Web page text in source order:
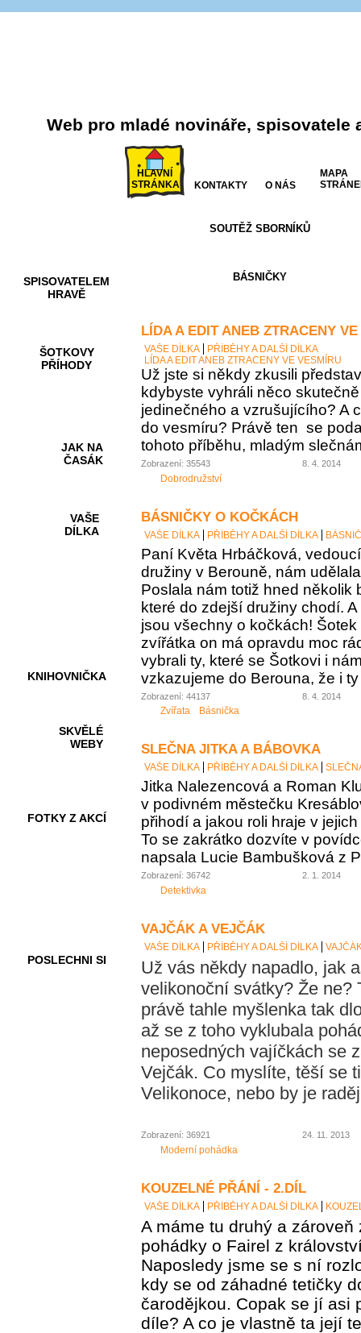
Web pro mladé novináře, spisovatele
HLAVNÍ
STRÁNKA
KONTAKTY O NÁS
MAPA
SPISOVATELEM
HRAVĚ
ŠOTKOVY
PŘÍHODY
JAK NA
ČASÁK
VAŠE
DÍLKA
KNIHOVNIČKA
SKVĚLÉ
WEBY
FOTKY Z AKCÍ
POSLECHNI SI
SOUTĚŽ SBORNÍKŮ
BÁSNIČKY
LÍDA A EDIT ANEB ZTRACENY
VAŠE DÍLKA
PŘÍBĚHY A DALŠÍ DÍLKA
LÍDA A EDIT ANEB ZTRACENY VE VESMÍRU
Už jste si někdy zkusili
kdybyste vyhráli něco
jedinečného a vzrušujícího? A
do vesmíru? Právě ten se
tohoto příběhu, mladým
Zobrazení: 35543 8. 4. 2014
Dobrodružství
BÁSNIČKY O KOČKÁCH
VAŠE DÍLKA PŘÍBĚHY A DALŠÍ DÍLKA
Paní Květa Hrbáčková,
družiny v Berouně, nám
Poslala nám totiž hned několik
které do zdejší družiny chodí.
jsou všechny o kočkách!
zvířátka on má opravdu moc
vybrali ty, které se Šotkovi i
vzkazujeme do Berouna, že i
Zobrazení: 44137 8. 4. 2014
Zvířata Básnička
SLEČNA JITKA A BÁBOVKA
VAŠE DÍLKA PŘÍBĚHY A DALŠÍ DÍLKA
Jitka Nalezencová a Roman
v podivném městečku
přihodí a jakou roli hraje v
To se zakrátko dozvíte v
napsala Lucie Bambušková z
Zobrazení: 36742 2. 1. 2014
Detektivka
VAJČÁK A VEJČÁK
VAŠE DÍLKA PŘÍBĚHY A DALŠÍ DÍLKA
Už vás někdy napadlo, jak
velikonoční svátky? Že ne?
právě tahle myšlenka tak
až se z toho vyklubala
neposedných vajíčkách se
Vejčák. Co myslíte, těší se
Velikonoce, nebo by je
Zobrazení: 36921 24. 11. 2013
Moderní pohádka
KOUZELNÉ PŘÁNÍ - 2.DÍL
VAŠE DÍLKA PŘÍBĚHY A DALŠÍ DÍLKA
A máme tu druhý a zároveň
pohádky o Fairel z
Naposledy jsme se s ní
kdy se od záhadné tetičky
čarodějkou. Copak se jí asi
díle? A co je vlastně ta její